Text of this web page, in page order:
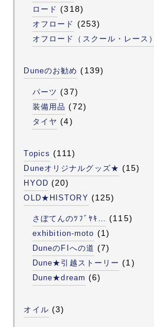
ロード (318)
オフロード (253)
オフロード（スクール・レース）
Duneのお勧め (139)
パーツ (37)
装備用品 (72)
タイヤ (4)
Topics (111)
Duneオリジナルグッズ★ (15)
HYOD (20)
OLD★HISTORY (125)
さぼてんのﾂﾌﾞﾔｷ… (115)
exhibition-moto (1)
DuneのFIへの道 (7)
Dune★引越ストーリー (1)
Dune★dream (6)
オイル (3)